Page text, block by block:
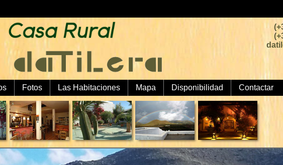
Fotos Las Habitaciones Mapa Disponibilidad Contactar